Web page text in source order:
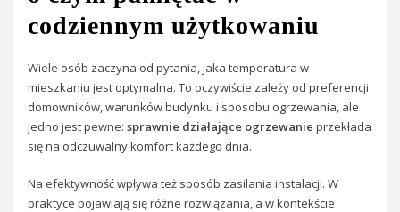
codziennym użytkowaniu
Wiele osób zaczyna od pytania, jaka temperatura w
mieszkaniu jest optymalna. To oczywiście zależy od preferencji
domowników, warunków budynku i sposobu ogrzewania, ale
jedno jest pewne:sprawnie działające ogrzewanie przekłada
się na odczuwalny komfort każdego dnia.
Na efektywność wpływa też sposób zasilania instalacji. W
praktyce pojawiają się różne rozwiązania, a w kontekście